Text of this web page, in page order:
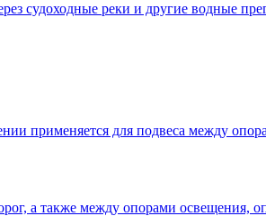
судоходные реки и другие водные
применяется для подвеса между
а также между опорами освещения,